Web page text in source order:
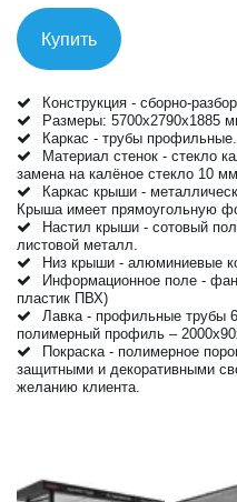
Купить
Конструкция - сборно-
Размеры: 5700х2790х1885
Каркас - трубы профильные.
Материал стенок - стекло
замена на калёное стекло 10
Каркас крыши -
Крыша имеет прямоугольную
Настил крыши - сотовый
листовой металл.
Низ крыши - алюминиевые
Информационное поле -
пластик ПВХ)
Лавка - профильные трубы
полимерный профиль –
Покраска - полимерное
защитными и декоративными
желанию клиента.